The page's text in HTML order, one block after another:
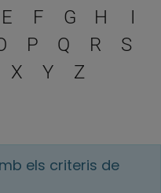
una lletra per filtrar
E F G H
I
P Q R
S
X Y Z
els criteris de